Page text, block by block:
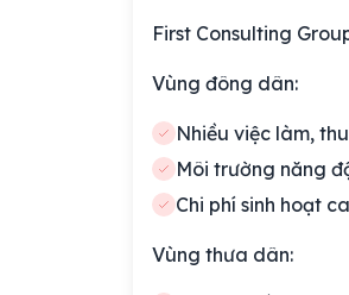
First Consulting
Vùng đông dân:
Nhiều việc làm,
Môi trường năng
Chi phí sinh hoạt
Vùng thưa dân: